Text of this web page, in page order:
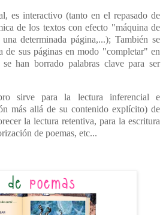
es interactivo (tanto en el repasado de
de los textos con efecto "máquina de
determinada página,...); También se
de sus páginas en modo "completar" en
han borrado palabras clave para ser
sirve para la lectura inferencial e
más allá de su contenido explícito) de
la lectura retentiva, para la escritura
de poemas, etc...